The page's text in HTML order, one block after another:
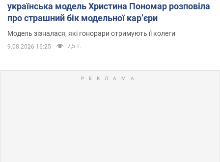
українська модель Христина Пономар розповіла
про страшний бік модельної кар’єри
Модель зізналася, які гонорари отримують її колеги
9.08.2026 16:25 7,5 т.